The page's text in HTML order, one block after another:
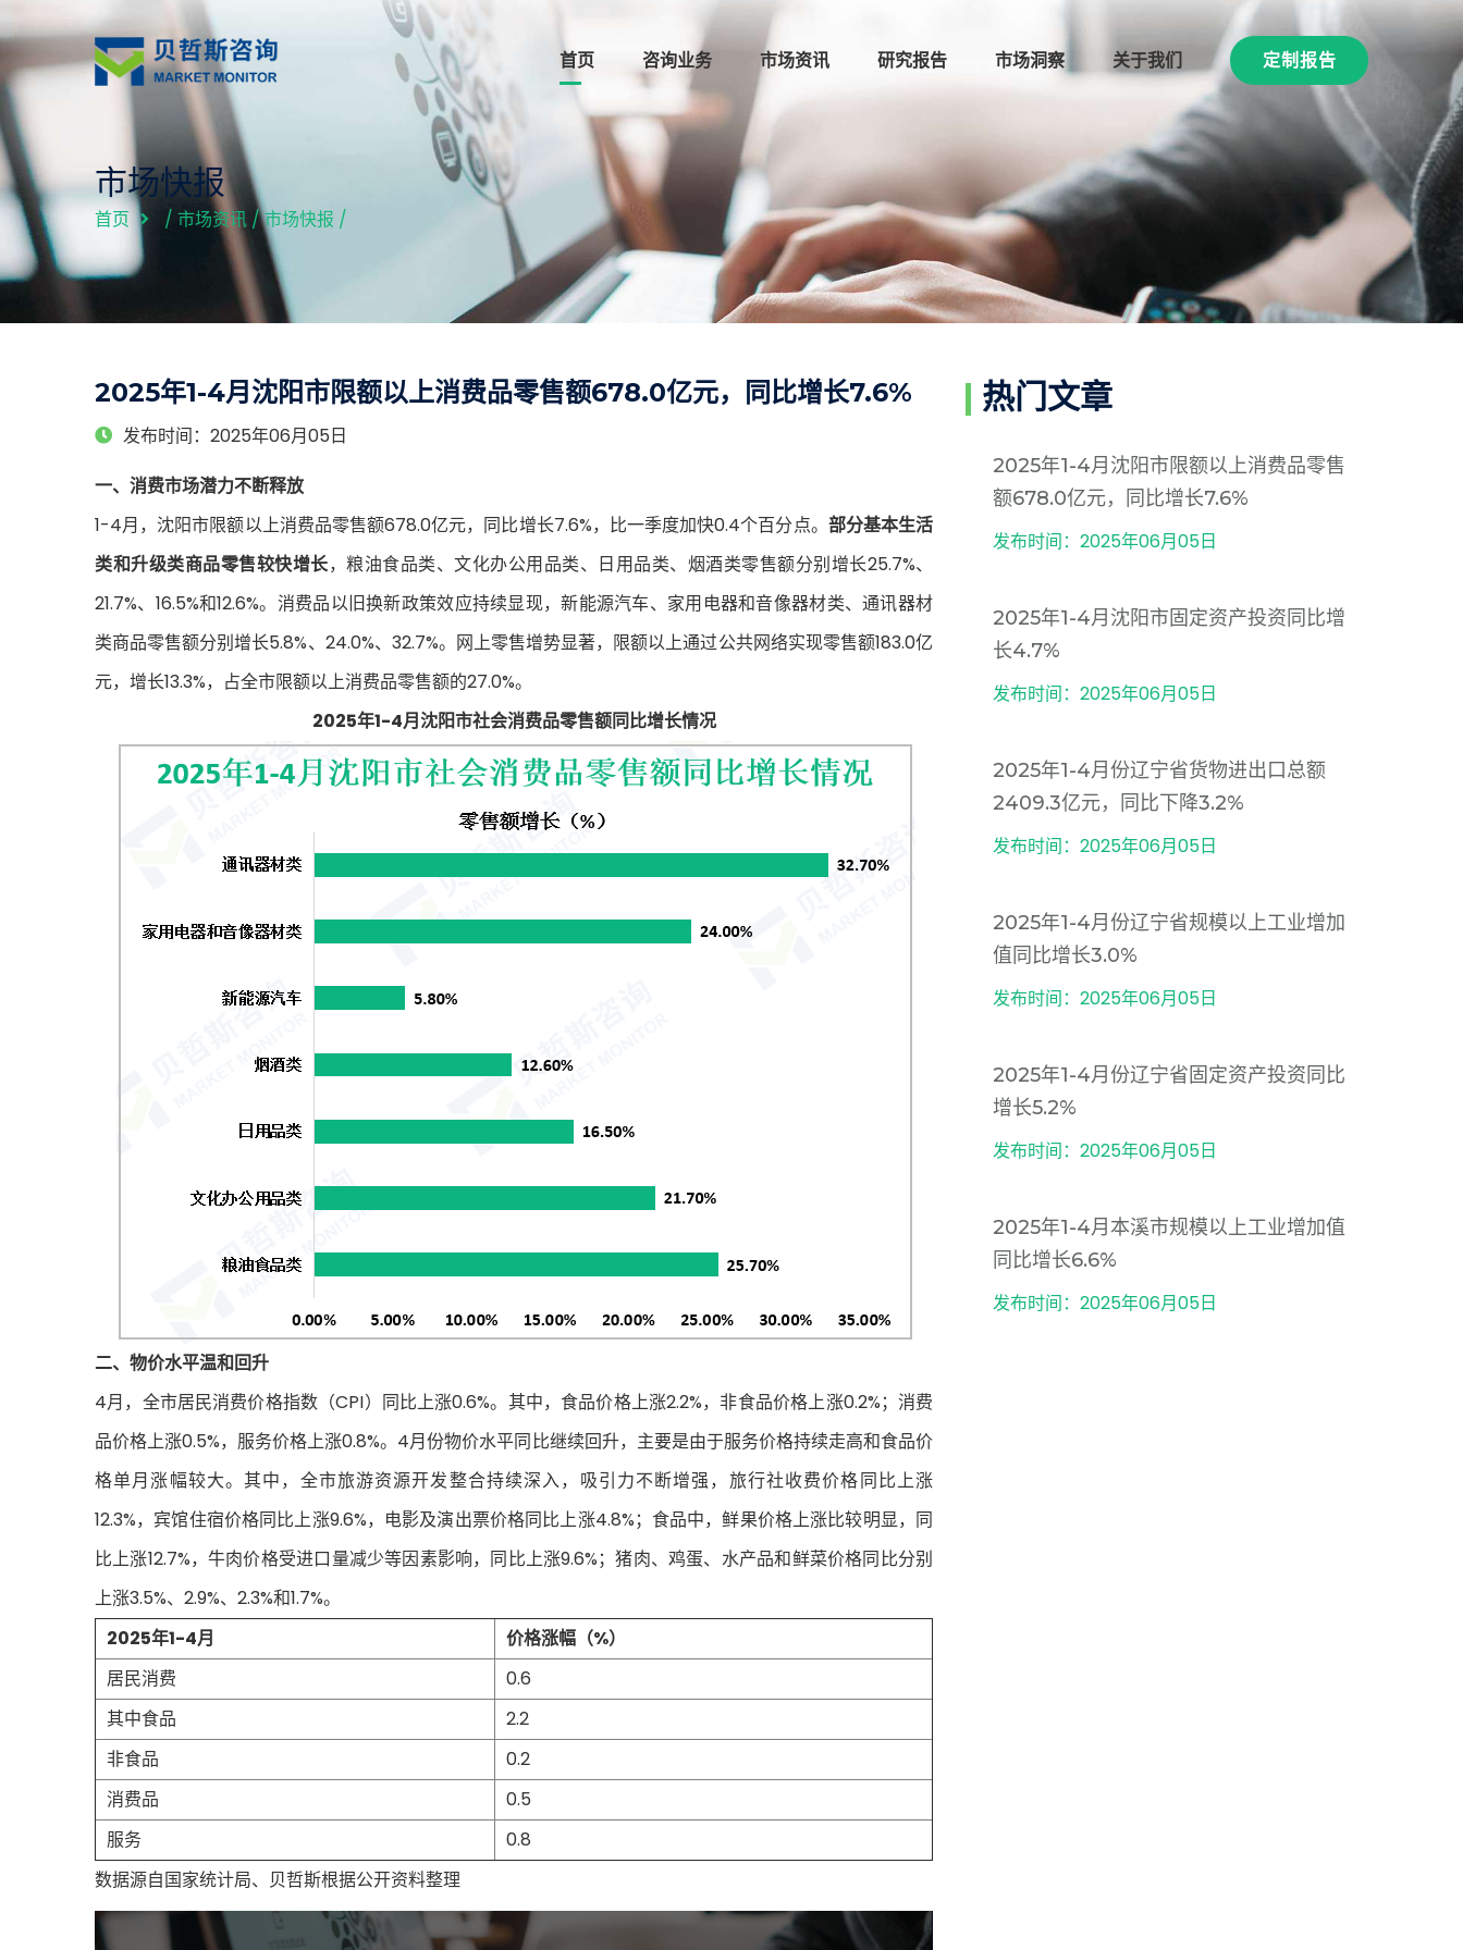
首页 咨询业务 市场资讯 研究报告 市场洞察 关于我们 定制报告
市场快报
首页 / 市场资讯 /市场快报 /
2025年1-4月沈阳市限额以上消费品零售额678.0亿元，同比增长7.6%
发布时间：2025年06月05日
一、消费市场潜力不断释放
1-4月，沈阳市限额以上消费品零售额678.0亿元，同比增长7.6%，比一季度加快0.4个百分点。 部分基本生活
类和升级类商品零售较快增长，粮油食品类、文化办公用品类、日用品类、烟酒类零售额分别增长25.7%、
21.7%、16.5%和12.6%。消费品以旧换新政策效应持续显现，新能源汽车、家用电器和音像器材类、通讯器材
类商品零售额分别增长5.8%、24.0%、32.7%。网上零售增势显著，限额以上通过公共网络实现零售额183.0亿
元，增长13.3%，占全市限额以上消费品零售额的27.0%。
2025年1-4月沈阳市社会消费品零售额同比增长情况
二、物价水平温和回升
4月，全市居民消费价格指数（CPI）同比上涨0.6%。其中，食品价格上涨2.2%，非食品价格上涨0.2%；消费
品价格上涨0.5%，服务价格上涨0.8%。4月份物价水平同比继续回升，主要是由于服务价格持续走高和食品价
格单月涨幅较大。其中，全市旅游资源开发整合持续深入，吸引力不断增强，旅行社收费价格同比上涨
12.3%，宾馆住宿价格同比上涨9.6%，电影及演出票价格同比上涨4.8%；食品中，鲜果价格上涨比较明显，同
比上涨12.7%，牛肉价格受进口量减少等因素影响，同比上涨9.6%；猪肉、鸡蛋、水产品和鲜菜价格同比分别
上涨3.5%、2.9%、2.3%和1.7%。
2025年1-4月
价格涨幅（%）
居民消费
0.6
其中食品
2.2
非食品
0.2
消费品
0.5
服务
0.8
数据源自国家统计局、贝哲斯根据公开资料整理
热门文章
2025年1-4月沈阳市限额以上消费品零售
额678.0亿元，同比增长7.6%
发布时间：2025年06月05日
2025年1-4月沈阳市固定资产投资同比增
长4.7%
发布时间：2025年06月05日
2025年1-4月份辽宁省货物进出口总额
2409.3亿元，同比下降3.2%
发布时间：2025年06月05日
2025年1-4月份辽宁省规模以上工业增加
值同比增长3.0%
发布时间：2025年06月05日
2025年1-4月份辽宁省固定资产投资同比
增长5.2%
发布时间：2025年06月05日
2025年1-4月本溪市规模以上工业增加值
同比增长6.6%
发布时间：2025年06月05日